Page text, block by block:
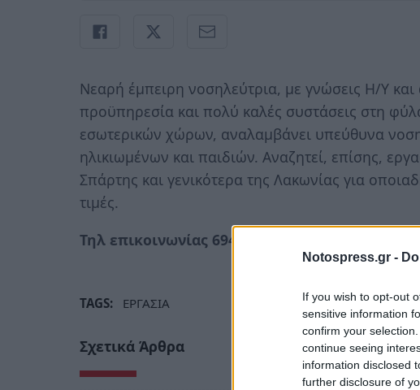
Notospress.gr -
If you wish to opt-out
sensitive information
confirm your
continue seeing
information disclosed
further disclosure of
Νεαρή έμπειρη νοσηλεύτρια, με γνώσεις Η/Υ και
προϋπηρεσία και πολύ καλές συστάσεις στη
εσωτερικών χώρων, αναλαμβάνει υπεύθυνα
ηλικιωμένων και παιδιών. Αναζητεί, επίσης,
Σπάρτης και γενικότερα της Λακωνίας για
τιμές.
Τηλ επικοινωνίας 6949599471
TAGS: ΕΡΓΑΣΙΑ
Σχετικά Άρθρα